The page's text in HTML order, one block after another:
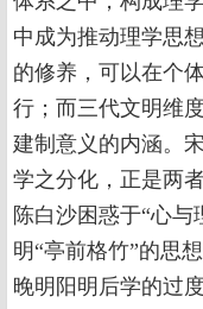
中成为推动理学思
的修养，可以在个
行；而三代文明维
建制意义的内涵。
学之分化，正是两
陈白沙困惑于“心与
明“亭前格竹”的思
晚明阳明后学的过